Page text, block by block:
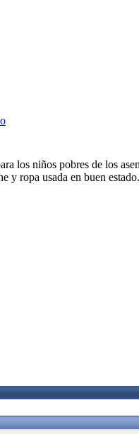
los niños pobres de los
y ropa usada en buen